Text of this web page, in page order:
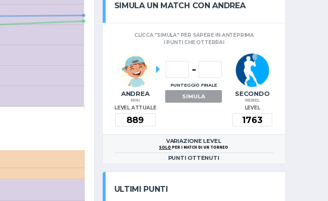
SIMULA UN MATCH CON ANDREA
CLICCA "SIMULA" PER SAPERE IN ANTEPRIMA
I PUNTI CHE OTTERRAI
ANDREA
RINI
LEVEL ATTUALE
-
PUNTEGGIO FINALE
SIMULA SECONDO
REBEL
LEVEL
VARIAZIONE LEVEL
SOLO PER I MATCH DI UN TORNEO
PUNTI OTTENUTI
ULTIMI PUNTI